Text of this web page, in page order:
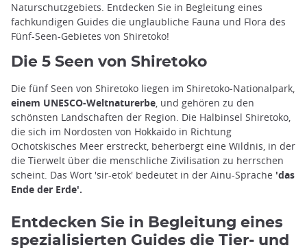
Naturschutzgebiets. Entdecken Sie in Begleitung eines
fachkundigen Guides die unglaubliche Fauna und Flora des
Fünf-Seen-Gebietes von Shiretoko!
Die 5 Seen von Shiretoko
Die fünf Seen von Shiretoko liegen im Shiretoko-Nationalpark,
einem UNESCO-Weltnaturerbe, und gehören zu den
schönsten Landschaften der Region. Die Halbinsel Shiretoko,
die sich im Nordosten von Hokkaido in Richtung
Ochotskisches Meer erstreckt, beherbergt eine Wildnis, in der
die Tierwelt über die menschliche Zivilisation zu herrschen
scheint. Das Wort 'sir-etok' bedeutet in der Ainu-Sprache 'das
Ende der Erde'.
Entdecken Sie in Begleitung eines
spezialisierten Guides die Tier- und